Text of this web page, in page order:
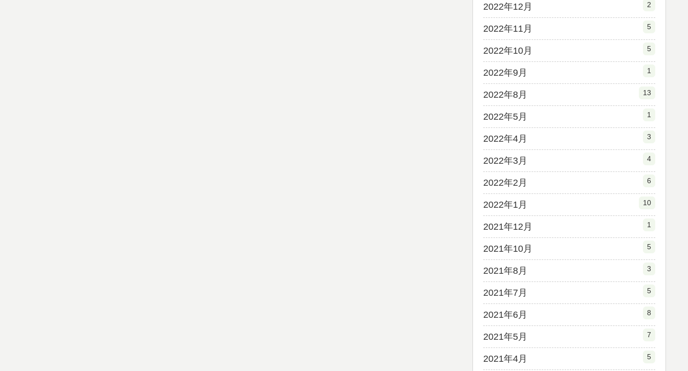
2022年12月 2
2022年11月 5
2022年10月 5
2022年9月 1
2022年8月 13
2022年5月 1
2022年4月 3
2022年3月 4
2022年2月 6
2022年1月 10
2021年12月 1
2021年10月 5
2021年8月 3
2021年7月 5
2021年6月 8
2021年5月 7
2021年4月 5